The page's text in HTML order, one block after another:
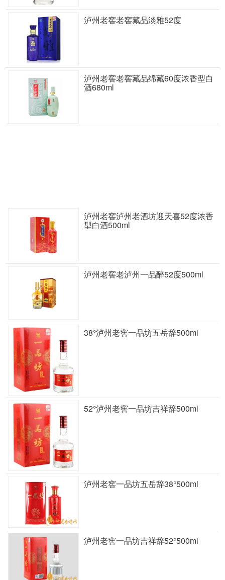
泸州老窖老窖藏品淡雅52度
泸州老窖老窖藏品绵藏60度浓香型白
酒680ml
泸州老窖泸州老酒坊迎天喜52度浓香
型白酒500ml
泸州老窖老泸州一品醉52度500ml
38°泸州老窖一品坊五岳辞500ml
52°泸州老窖一品坊吉祥辞500ml
泸州老窖一品坊五岳辞38°500ml
泸州老窖一品坊吉祥辞52°500ml